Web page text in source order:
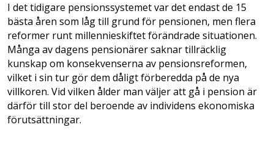
I det tidigare pensionssystemet var det endast de 15
bästa åren som låg till grund för pensionen, men flera
reformer runt millennieskiftet förändrade situationen.
Många av dagens pensionärer saknar tillräcklig
kunskap om konsekvenserna av pensionsreformen,
vilket i sin tur gör dem dåligt förberedda på de nya
villkoren. Vid vilken ålder man väljer att gå i pension är
därför till stor del beroende av individens ekonomiska
förutsättningar.